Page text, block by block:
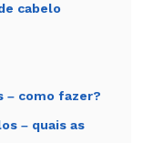
cabelo
– como fazer?
– quais as